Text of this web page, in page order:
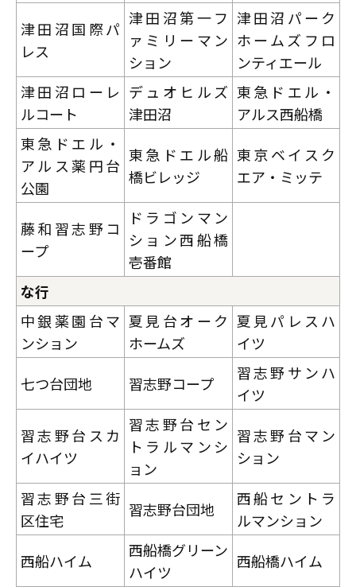
津田沼国際パ
レス
津田沼第一フ
ァミリーマン
ション
津田沼パーク
ホームズフロ
ンティエール
津田沼ローレ
ルコート
デュオヒルズ
津田沼
東急ドエル・
アルス西船橋
東急ドエル・
アルス薬円台
公園
東急ドエル船
橋ビレッジ
東京ベイスク
エア・ミッテ
藤和習志野コ
ープ
ドラゴンマン
ション西船橋
壱番館
な行
中銀薬園台マ
ンション
夏見台オーク
ホームズ
夏見パレスハ
イツ
七つ台団地
習志野コープ
習志野サンハ
イツ
習志野台スカ
イハイツ
習志野台セン
トラルマンシ
ョン
習志野台マン
ション
習志野台三街
区住宅
習志野台団地
西船セントラ
ルマンション
西船ハイム
西船橋グリーン
ハイツ
西船橋ハイム